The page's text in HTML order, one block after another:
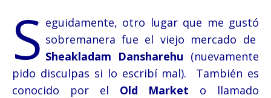
S eguidamente, otro lugar que me gustó
sobremanera fue el viejo mercado de
Sheakladam Dansharehu (nuevamente
pido disculpas si lo escribí mal). También es
conocido por el Old Market o llamado